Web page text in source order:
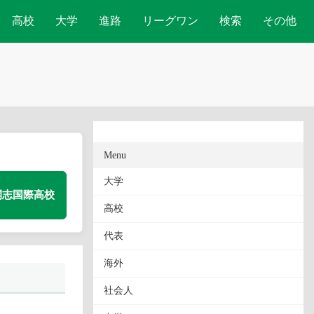
高校 大学 進路 リーグワン 検索 その他
志国際高校
Menu
大学
高校
代表
海外
社会人